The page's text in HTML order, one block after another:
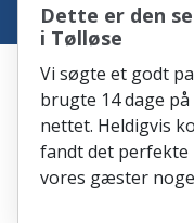
Dette er den
i Tølløse
Vi søgte et godt
brugte 14 dage
nettet. Heldigvis
fandt det perfekte
vores gæster